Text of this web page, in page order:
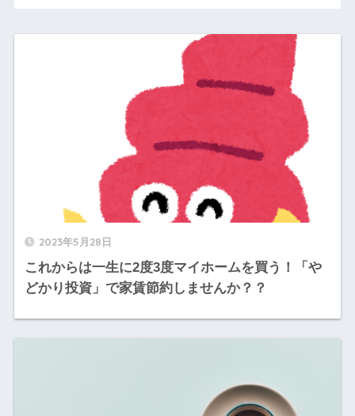
2023年5月28日
これからは一生に2度3度マイホームを買う！「や
どかり投資」で家賃節約しませんか？？